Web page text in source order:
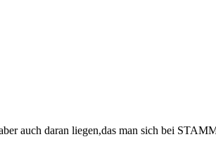
auch daran liegen,das man sich bei